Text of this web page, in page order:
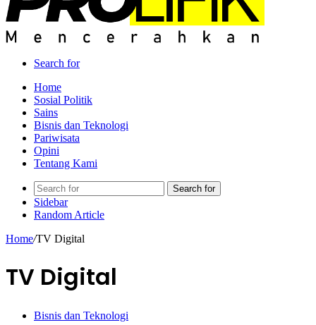
Search for
Home
Sosial Politik
Sains
Bisnis dan Teknologi
Pariwisata
Opini
Tentang Kami
Search for
Sidebar
Random Article
Home/TV Digital
TV Digital
Bisnis dan Teknologi